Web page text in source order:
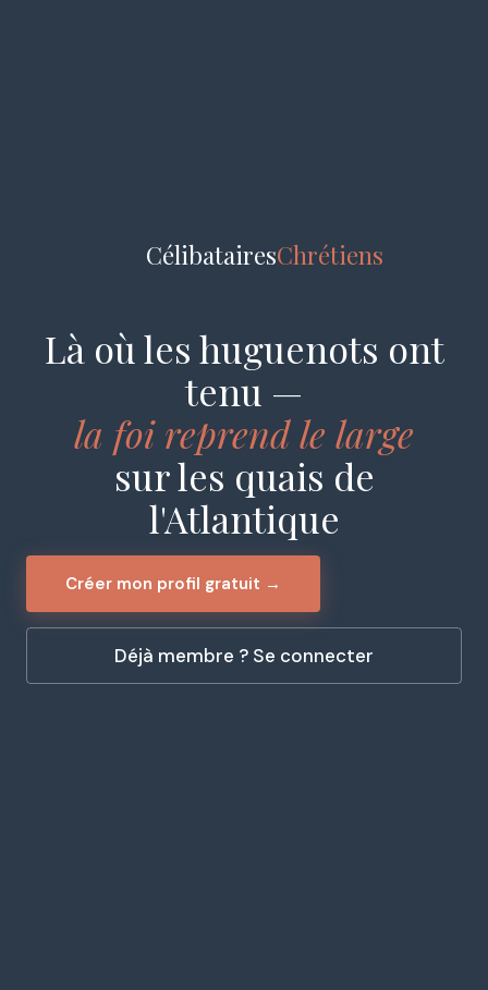
CélibatairesChrétiens
Là où les huguenots ont
tenu —
la foi reprend le large
sur les quais de
l'Atlantique
Créer mon profil gratuit →
Déjà membre ? Se connecter